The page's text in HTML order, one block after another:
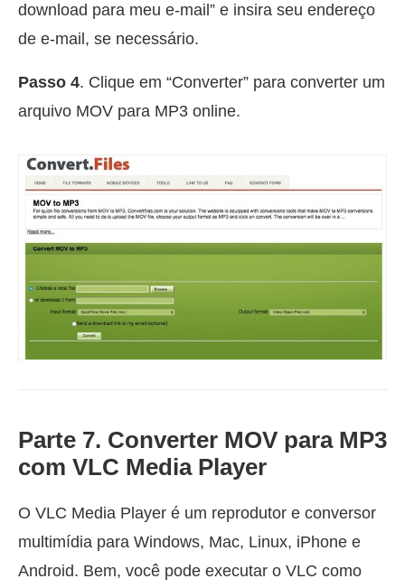
download para meu e-mail” e insira seu endereço
de e-mail, se necessário.
Passo 4. Clique em “Converter” para converter um
arquivo MOV para MP3 online.
Parte 7. Converter MOV para MP3
com VLC Media Player
O VLC Media Player é um reprodutor e conversor
multimídia para Windows, Mac, Linux, iPhone e
Android. Bem, você pode executar o VLC como